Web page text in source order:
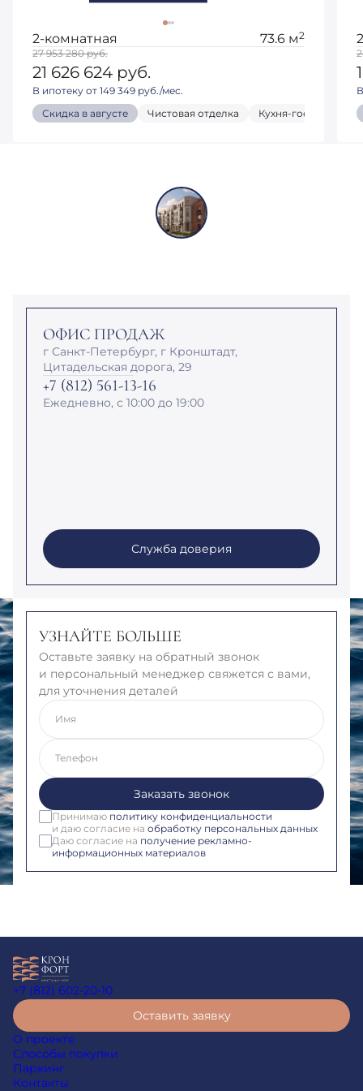
2-комнатная 73.6 м2
27 953 280руб.
21 626 624 руб.
В ипотеку от 149 349 руб./мес.
Скидка в августе
Чистовая отделка Кухня-гостиная
ОФИС ПРОДАЖ
г Санкт-Петербург, г Кронштадт,
Цитадельская дорога, 29
+7 (812) 561-13-16
Ежедневно, с 10:00 до 19:00
Служба доверия
УЗНАЙТЕ БОЛЬШЕ
Оставьте заявку на обратный звонок
и персональный менеджер свяжется с вами,
для уточнения деталей
Имя
Телефон
Заказать звонок
Принимаю политику конфиденциальности
и даю согласие на обработку персональных данных
Даю согласие на получение рекламно-
информационных материалов
+7 (812) 602-20-10
Оставить заявку
О проекте
Способы покупки
Паркинг
Контакты